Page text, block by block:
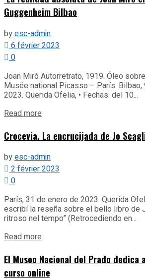
Guggenheim Bilbao
byesc-admin
6 février 2023
0
Joan Miró Autorretrato, 1919. Óleo
Musée national Picasso – París.
2023. Querida Ofelia, • Fechas: del 10...
Read more
Crocevia. La encrucijada de Jo
byesc-admin
2 février 2023
0
París, 31 de enero de 2023. Querida
escribí la reseña sobre el bello libro de
ritroso nel tempo” (Retrocediendo en...
Read more
El Museo Nacional del Prado dedica
curso online